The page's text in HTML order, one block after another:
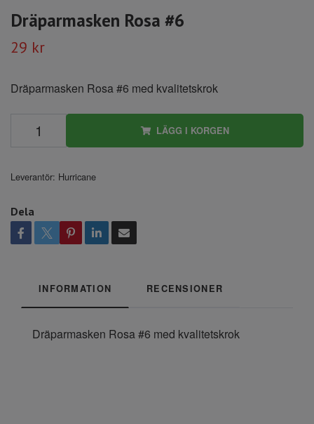
Dräparmasken Rosa #6
29 kr
Dräparmasken Rosa #6 med kvalitetskrok
LÄGG I KORGEN
Leverantör: Hurricane
Dela
INFORMATION RECENSIONER
Dräparmasken Rosa #6 med kvalitetskrok